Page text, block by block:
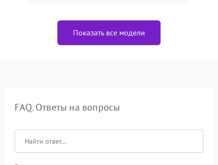
Показать все модели
FAQ. Ответы на вопросы